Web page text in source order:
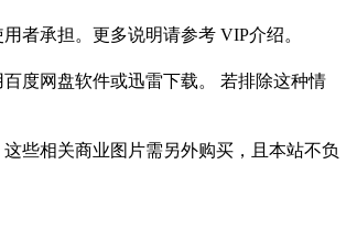
者承担。更多说明请参考 VIP介绍。
度网盘软件或迅雷下载。 若排除这种情
些相关商业图片需另外购买，且本站不负